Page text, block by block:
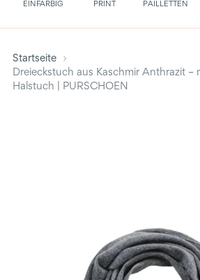
EINFARBIG PRINT PAILLETTEN
Startseite
Dreieckstuch aus Kaschmir Anthrazit –
Halstuch | PURSCHOEN